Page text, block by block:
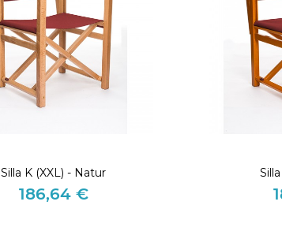
Silla K (XXL) - Natur
Precio
186,64 €